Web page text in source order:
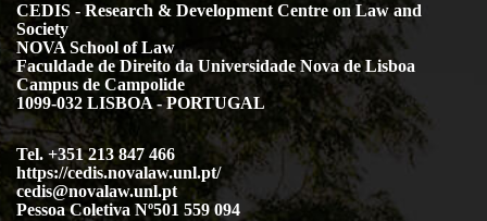
CEDIS - Research & Development Centre on Law and
Society
NOVA School of Law
Faculdade de Direito da Universidade Nova de Lisboa
Campus de Campolide
1099-032 LISBOA - PORTUGAL
Tel. +351 213 847 466
https://cedis.novalaw.unl.pt/
cedis@novalaw.unl.pt
Pessoa Coletiva Nº501 559 094